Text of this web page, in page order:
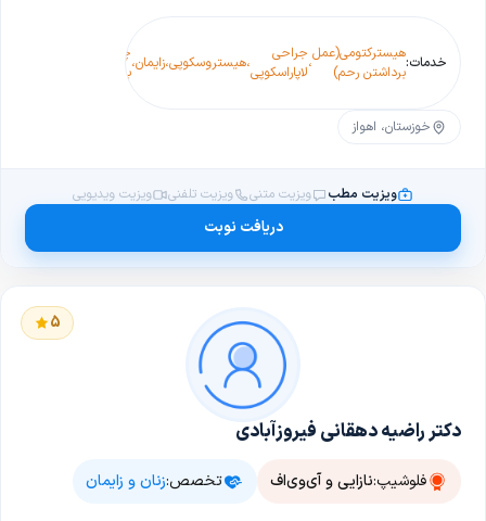
خدمات:هیسترکتومی(عمل
برداشتن رحم)
،جراحی
لاپاراسکوپی،هیستروسکوپی،زایمان،چکاپ
بارداری
خوزستان، اهواز
ویزیت مطب ویزیت متنی ویزیت تلفنی ویزیت ویدیویی
دریافت نوبت
5
دکتر راضیه دهقانی فیروزآبادی
فلوشیپ:نازایی و آی‌وی‌اف تخصص:زنان و زایمان